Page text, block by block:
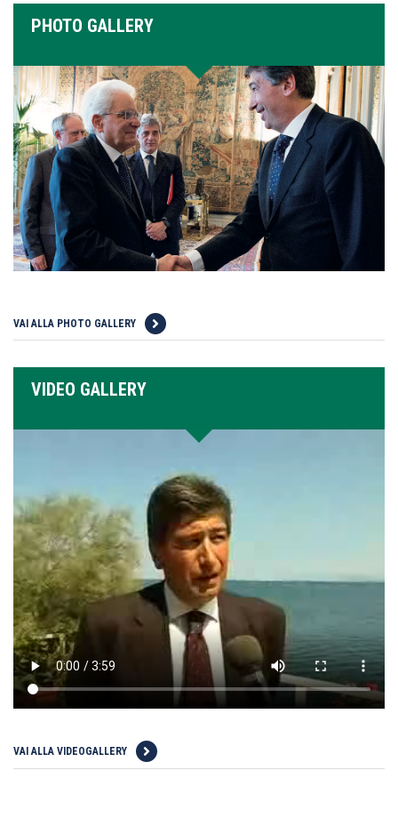
PHOTO GALLERY
VAI ALLA PHOTO GALLERY
VIDEO GALLERY
VAI ALLA VIDEOGALLERY